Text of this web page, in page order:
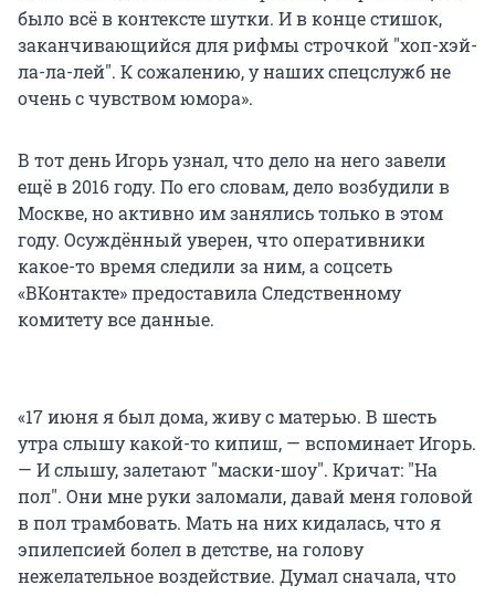
было всё в контексте шутки. И в конце стишок,
заканчивающийся для рифмы строчкой "хоп-хэй-
ла-ла-лей". К сожалению, у наших спецслужб не
очень с чувством юмора».
В тот день Игорь узнал, что дело на него завели
ещё в 2016 году. По его словам, дело возбудили в
Москве, но активно им занялись только в этом
году. Осуждённый уверен, что оперативники
какое-то время следили за ним, а соцсеть
«ВКонтакте» предоставила Следственному
комитету все данные.
«17 июня я был дома, живу с матерью. В шесть
утра слышу какой-то кипиш, — вспоминает Игорь.
— И слышу, залетают "маски-шоу". Кричат: "На
пол". Они мне руки заломали, давай меня головой
в пол трамбовать. Мать на них кидалась, что я
эпилепсией болел в детстве, на голову
нежелательное воздействие. Думал сначала, что